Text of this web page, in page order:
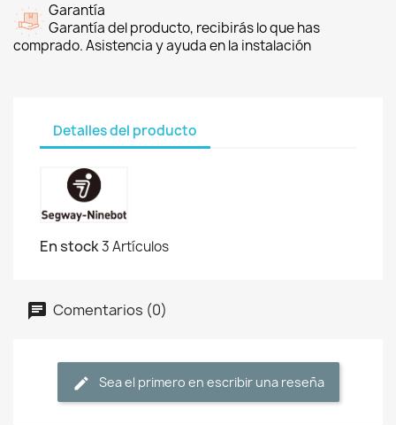
Garantía
Garantía del producto, recibirás lo que has
comprado. Asistencia y ayuda en la instalación
Detalles del producto
En stock3 Artículos
Comentarios (0)
Sea el primero en escribir una reseña